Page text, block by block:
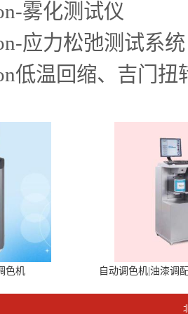
雾化测试仪
应力松弛测试系统
低温回缩、吉门
色机 自动调色机|油漆调